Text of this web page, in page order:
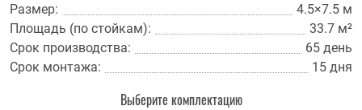
Размер:
4.5×7.5 м
Площадь (по стойкам):
33.7 м²
Срок производства:
65 день
Срок монтажа:
15 дня
Выберите комплектацию